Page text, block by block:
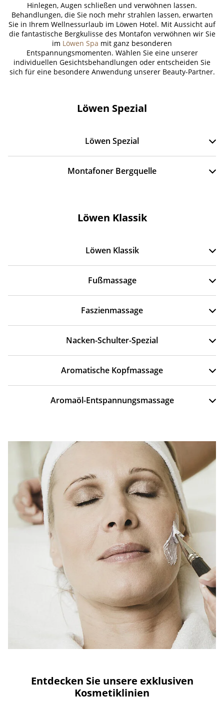
Hinlegen, Augen schließen und verwöhnen lassen.
Behandlungen, die Sie noch mehr strahlen lassen, erwarten
Sie in Ihrem Wellnessurlaub im Löwen Hotel. Mit Aussicht auf
die fantastische Bergkulisse des Montafon verwöhnen wir Sie
im Löwen Spa mit ganz besonderen
Entspannungsmomenten. Wählen Sie eine unserer
individuellen Gesichtsbehandlungen oder entscheiden Sie
sich für eine besondere Anwendung unserer Beauty-Partner.
Löwen Spezial
Löwen Spezial
Montafoner Bergquelle
Löwen Klassik
Löwen Klassik
Fußmassage
Faszienmassage
Nacken-Schulter-Spezial
Aromatische Kopfmassage
Aromaöl-Entspannungsmassage
Entdecken Sie unsere exklusiven
Kosmetiklinien